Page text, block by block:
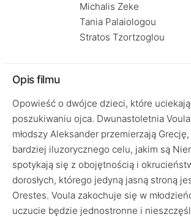
Michalis Zeke
Tania Palaiologou
Stratos Tzortzoglou
Opis filmu
Opowieść o dwójce dzieci, które
poszukiwaniu ojca. Dwunastoletnia
młodszy Aleksander przemierzają
bardziej iluzorycznego celu, jakim są
spotykają się z obojętnością i
dorosłych, którego jedyną jasną stroną
Orestes. Voula zakochuje się w
uczucie będzie jednostronne i